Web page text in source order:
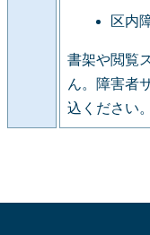
区内
書架や閲覧
ん。障害者
込ください。